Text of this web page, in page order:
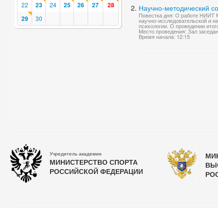
22
23 24 25 26 27
28
29
30
Научно-методический
Повестка дня: О работе НИИТ
научно-исследовательской и
психологии. О проведении
Место проведения: Зал
Время начала: 12:15
Учредитель академии
МИНИСТЕРСТВО СПОРТА
РОССИЙСКОЙ ФЕДЕРАЦИИ